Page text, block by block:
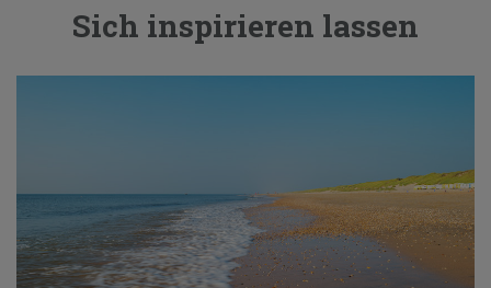
Sich inspirieren lassen